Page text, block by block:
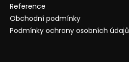
Reference
Obchodní podmínky
Podmínky ochrany osobních údajů